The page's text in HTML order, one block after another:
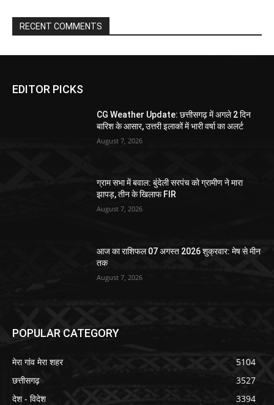
RECENT COMMENTS
EDITOR PICKS
CG Weather Update: छत्तीसगढ़ में अगले 2 दिन
बारिश के आसार, उत्तरी इलाकों में भारी वर्षा का अलर्ट
August 7, 2026
ग्राम सभा में बवाल: बुंदेली सरपंच को ग्रामीण ने मारा
झापड़, तीन के खिलाफ FIR
August 7, 2026
आज का राशिफल 07 अगस्त 2026 शुक्रवार: मेष से मीन
तक
August 7, 2026
POPULAR CATEGORY
मेरा गांव मेरा शहर
5104
छत्तीसगढ़
3527
देश - विदेश
3394